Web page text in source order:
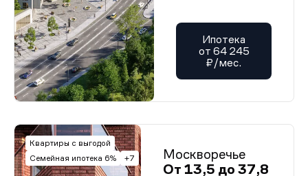
Ипотека
от 64 245
₽/мес.
Квартиры с выгодой
Семейная ипотека 6%
+7
Москворечье
От 13,5 до 37,8